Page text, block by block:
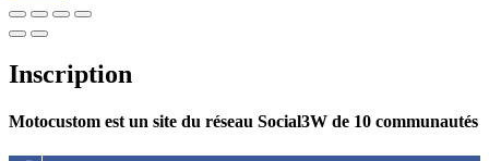
Inscription
Motocustom est un site du réseau Social3W de 10 communautés